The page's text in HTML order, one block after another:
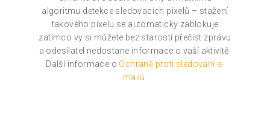
algoritmu detekce sledovacích pixelů – stažení
takového pixelu se automaticky zablokuje
zatímco vy si můžete bez starostí přečíst zprávu
a odesílatel nedostane informace o vaší aktivitě.
Další informace o Ochraně proti sledování e-
mailů